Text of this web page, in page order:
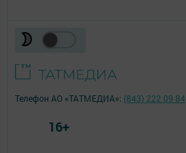
Телефон АО «ТАТМЕДИА»: (843) 222 09 84
16+